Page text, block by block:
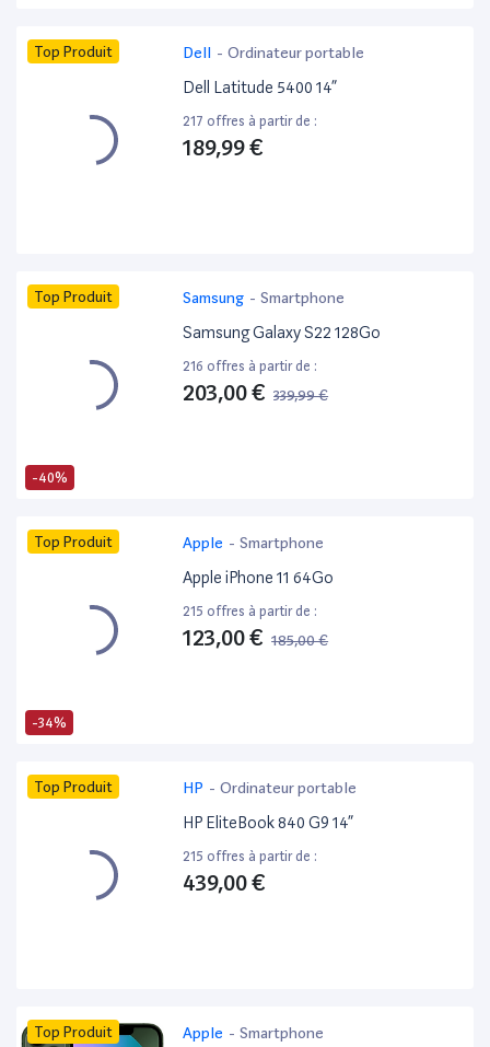
Top Produit Dell - Ordinateur portable
Dell Latitude 5400 14”
217 offres à partir de :
189,99 €
-40%
Top Produit Samsung - Smartphone
Samsung Galaxy S22 128Go
216 offres à partir de :
203,00 € 339,99 €
-34%
Top Produit Apple - Smartphone
Apple iPhone 11 64Go
215 offres à partir de :
123,00 € 185,00 €
Top Produit HP - Ordinateur portable
HP EliteBook 840 G9 14”
215 offres à partir de :
439,00 €
Top Produit Apple - Smartphone